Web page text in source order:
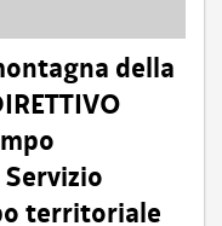
della
territoriale